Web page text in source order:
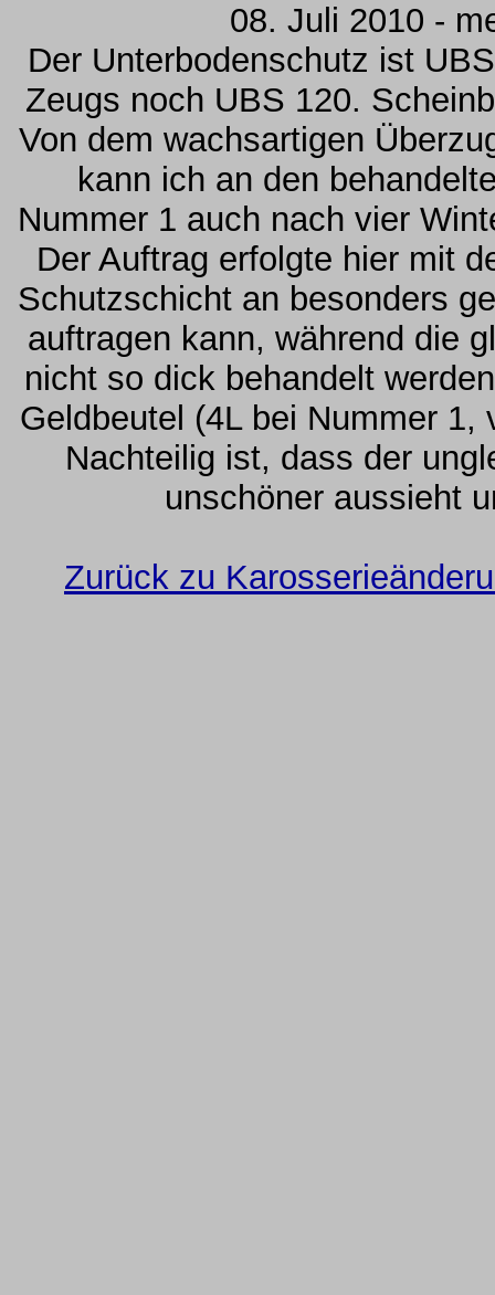
08. Juli 2010 -
Der Unterbodenschutz ist
Zeugs noch UBS 120.
Von dem wachsartigen
kann ich an den
Nummer 1 auch nach vier
Der Auftrag erfolgte hier mit
Schutzschicht an besonders
auftragen kann, während die
nicht so dick behandelt
Geldbeutel (4L bei Nummer
Nachteilig ist, dass der
unschöner aussieht
Zurück zu